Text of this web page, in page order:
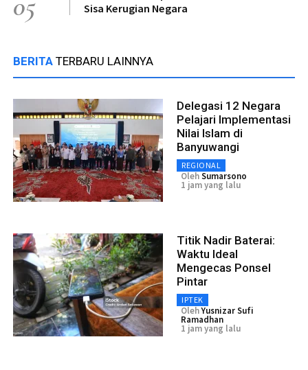
Sisa Kerugian Negara
BERITA TERBARU LAINNYA
Delegasi 12 Negara
Pelajari Implementasi
Nilai Islam di
Banyuwangi
REGIONAL
OlehSumarsono
1 jam yang lalu
Titik Nadir Baterai:
Waktu Ideal
Mengecas Ponsel
Pintar
IPTEK
OlehYusnizar Sufi
Ramadhan
1 jam yang lalu